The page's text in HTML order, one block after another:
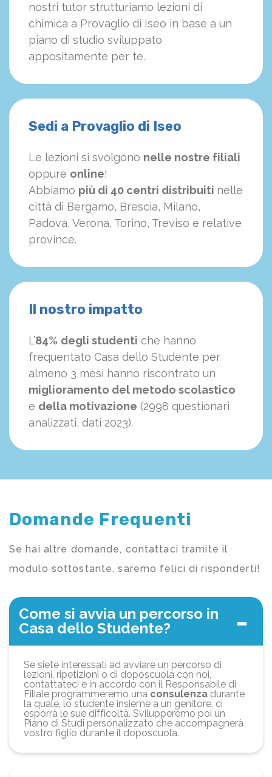
nostri tutor strutturiamo lezioni di
chimica a Provaglio di Iseo in base a un
piano di studio sviluppato
appositamente per te.
Sedi a Provaglio di Iseo
Le lezioni si svolgono nelle nostre filiali
oppure online!
Abbiamo più di 40 centri distribuiti nelle
città di Bergamo, Brescia, Milano,
Padova, Verona, Torino, Treviso e relative
province.
Il nostro impatto
L’84% degli studenti che hanno
frequentato Casa dello Studente per
almeno 3 mesi hanno riscontrato un
miglioramento del metodo scolastico
e della motivazione (2998 questionari
analizzati, dati 2023).
Domande Frequenti
Se hai altre domande, contattaci tramite il
modulo sottostante, saremo felici di risponderti!
Come si avvia un percorso in
Casa dello Studente?
Se siete interessati ad avviare un percorso di
lezioni, ripetizioni o di doposcuola con noi,
contattateci e in accordo con il Responsabile di
Filiale programmeremo una consulenza durante
la quale, lo studente insieme a un genitore, ci
esporrà le sue difficoltà. Svilupperemo poi un
Piano di Studi personalizzato che accompagnerà
vostro figlio durante il doposcuola.